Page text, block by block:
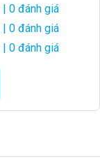
| 0 đánh giá
| 0 đánh giá
| 0 đánh giá